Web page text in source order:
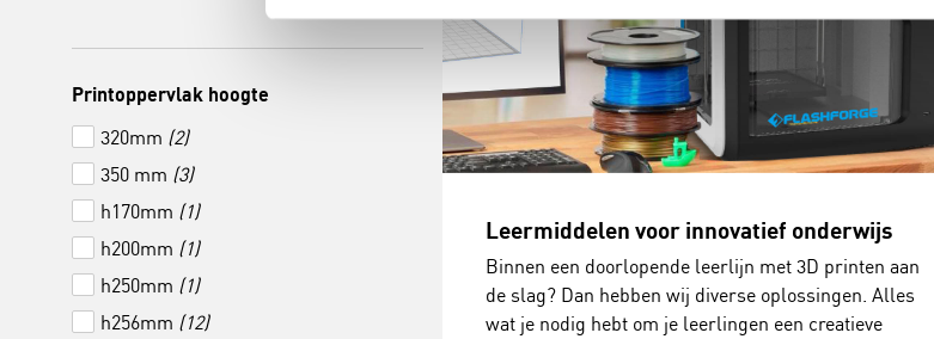
Printoppervlak hoogte
320mm (2)
350 mm (3)
h170mm (1)
h200mm (1)
h250mm (1)
h256mm (12)
Leermiddelen voor innovatief onderwijs
Binnen een doorlopende leerlijn met 3D printen aan
de slag? Dan hebben wij diverse oplossingen. Alles
wat je nodig hebt om je leerlingen een creatieve